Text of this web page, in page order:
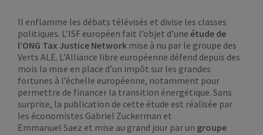
Il enflamme les débats télévisés et divise les classes
politiques. L’ISF européen fait l’objet d’une étude de
l’ONG Tax Justice Network mise à nu par le groupe des
Verts ALE. L’Alliance libre européenne défend depuis des
mois la mise en place d’un impôt sur les grandes
fortunes à l’échelle européenne, notamment pour
permettre de financer la transition énergétique. Sans
surprise, la publication de cette étude est réalisée par
les économistes Gabriel Zuckerman et
Emmanuel Saez et mise au grand jour par un groupe